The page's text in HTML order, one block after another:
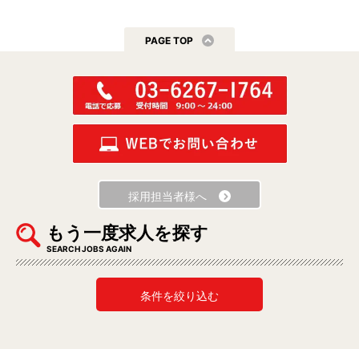
PAGE TOP
採用担当者様へ
もう一度求人を探す
SEARCH JOBS AGAIN
条件を絞り込む